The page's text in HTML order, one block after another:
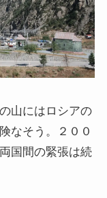
山にはロシアの
なそう。２００
国間の緊張は続